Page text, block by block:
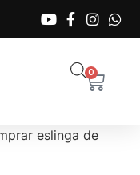
0
eslinga de